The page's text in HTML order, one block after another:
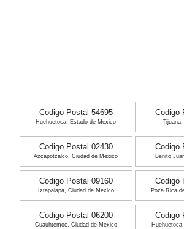
Codigo Postal 54695
Huehuetoca, Estado de Mexico
Codigo
Tijuana,
Codigo Postal 02430
Azcapotzalco, Ciudad de Mexico
Codigo
Benito
Codigo Postal 09160
Iztapalapa, Ciudad de Mexico
Codigo
Poza Rica
Codigo Postal 06200
Cuauhtemoc, Ciudad de Mexico
Codigo